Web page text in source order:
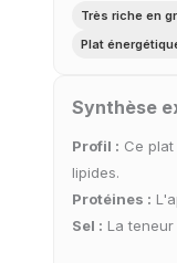
Très riche en
Plat
Synthèse
Profil : Ce
lipides.
Protéines :
Sel : La